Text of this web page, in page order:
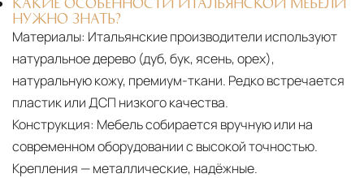
НУЖНО ЗНАТЬ?
Материалы: Итальянские производители используют
натуральное дерево (дуб, бук, ясень, орех),
натуральную кожу, премиум-ткани. Редко встречается
пластик или ДСП низкого качества.
Конструкция: Мебель собирается вручную или на
современном оборудовании с высокой точностью.
Крепления — металлические, надёжные.